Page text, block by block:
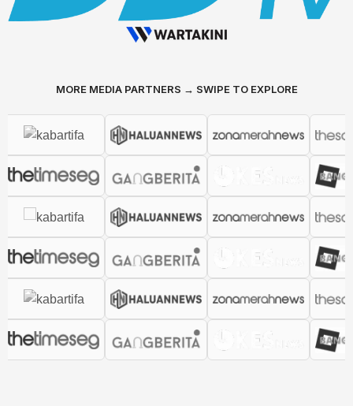
MORE MEDIA PARTNERS → SWIPE TO EXPLORE